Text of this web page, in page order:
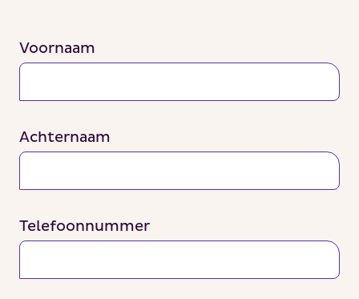
Voornaam
Achternaam
Telefoonnummer